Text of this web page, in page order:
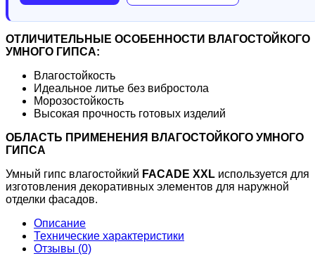
ОТЛИЧИТЕЛЬНЫЕ ОСОБЕННОСТИ ВЛАГОСТОЙКОГО
УМНОГО ГИПСА:
Влагостойкость
Идеальное литье без вибростола
Морозостойкость
Высокая прочность готовых изделий
ОБЛАСТЬ ПРИМЕНЕНИЯ ВЛАГОСТОЙКОГО УМНОГО
ГИПСА
Умный гипс влагостойкий FACADE XXL используется для
изготовления декоративных элементов для наружной
отделки фасадов.
Описание
Технические характеристики
Отзывы (0)